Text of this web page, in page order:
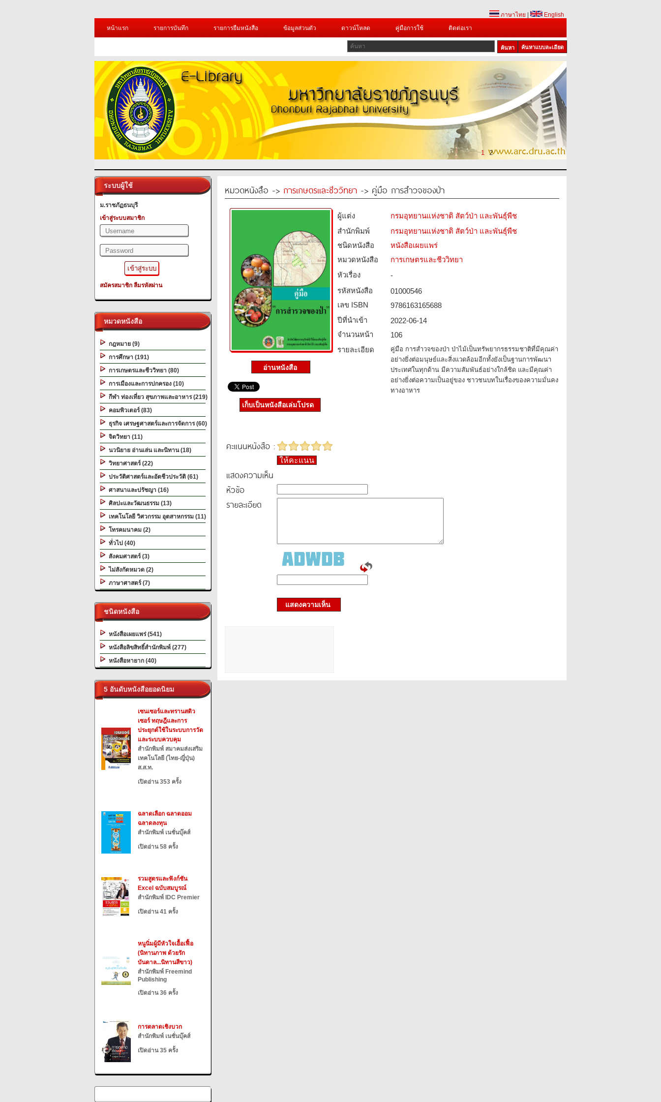
ภาษาไทย
English
หน้าแรก
รายการบันทึก รายการยืมหนังสือ ข้อมูลส่วนตัว ดาวน์โหลด คู่มือการใช้ ติดต่อเรา
ค้นหาแบบละเอียด
1 2
ระบบผู้ใช้
ม.ราชภัฏธนบุรี
เข้าสู่ระบบสมาชิก
สมัครสมาชิก ลืมรหัสผ่าน
หมวดหนังสือ
กฎหมาย (9)
การศึกษา (191)
การเกษตรและชีววิทยา (80)
การเมืองและการปกครอง (10)
กีฬา ท่องเที่ยว สุขภาพและอาหาร (219)
คอมพิวเตอร์ (83)
ธุรกิจ เศรษฐศาสตร์และการจัดการ (60)
จิตวิทยา (11)
นวนิยาย อ่านเล่น และนิทาน (18)
วิทยาศาสตร์ (22)
ประวัติศาสตร์และอัตชีวประวัติ (61)
ศาสนาและปรัชญา (16)
ศิลปะและวัฒนธรรม (13)
เทคโนโลยี วิศวกรรม อุตสาหกรรม (11)
โทรคมนาคม (2)
ทั่วไป (40)
สังคมศาสตร์ (3)
ไม่สังกัดหมวด (2)
ภาษาศาสตร์ (7)
ชนิดหนังสือ
หนังสือเผยแพร่ (541)
หนังสือลิขสิทธิ์สำนักพิมพ์ (277)
หนังสือหายาก (40)
5 อันดับหนังสือยอดนิยม
เซนเซอร์และทรานสดิว
เซอร์ ทฤษฎีและการ
ประยุกต์ใช้ในระบบการวัด
และระบบควบคุม
สำนักพิมพ์ สมาคมส่งเสริม
เทคโนโลยี (ไทย-ญี่ปุ่น)
ส.ส.ท.
เปิดอ่าน 353 ครั้ง
ฉลาดเลือก ฉลาดออม
ฉลาดลงทุน
สำนักพิมพ์ เนชั่นบุ๊คส์
เปิดอ่าน 58 ครั้ง
รวมสูตรและฟังก์ชัน
Excel ฉบับสมบูรณ์
สำนักพิมพ์ IDC Premier
เปิดอ่าน 41 ครั้ง
หนูนิ่มผู้มีหัวใจเอื้อเฟื้อ
(นิทานภาพ ด้วยรัก
บันดาล...นิทานสีขาว)
สำนักพิมพ์ Freemind
Publishing
เปิดอ่าน 36 ครั้ง
การตลาดเชิงบวก
สำนักพิมพ์ เนชั่นบุ๊คส์
เปิดอ่าน 35 ครั้ง
หมวดหนังสือ -> การเกษตรและชีววิทยา -> คู่มือ การสำวจของป่า
ผู้แต่ง
กรมอุทยานแห่งชาติ สัตว์ป่า และพันธุ์พืช
สำนักพิมพ์
กรมอุทยานแห่งชาติ สัตว์ป่า และพันธุ์พืช
ชนิดหนังสือ­
หนังสือเผยแพร่
หมวดหนังสือ­
การเกษตรและชีววิทยา
หัวเรื่อง
-
รหัสหนังสือ­
01000546
เลข ISBN
9786163165688
ปีที่นำเข้า
2022-06-14
จำนวนหน้า
106
รายละเอียด
คู่มือ การสำวจของป่า ป่าไม้เป็นทรัพยากรธรรมชาติที่มีคุณค่า
อย่างยิ่งต่อมนุษย์และสิ่งแวดล้อมอีกทั้งยังเป็นฐานการพัฒนา
ประเทศในทุกด้าน มีความสัมพันธ์อย่างใกล้ชิด และมีคุณค่า
อย่างยิ่งต่อความเป็นอยู่ของ ชาวชนบทในเรื่องของความมั่นคง
ทางอาหาร
เก็บเป็นหนังสือเล่มโปรด
คะแนนหนังสือ :
ให้คะแนน
แสดงความเห็น
หัวข้อ
รายละเอียด
แสดงความเห็น